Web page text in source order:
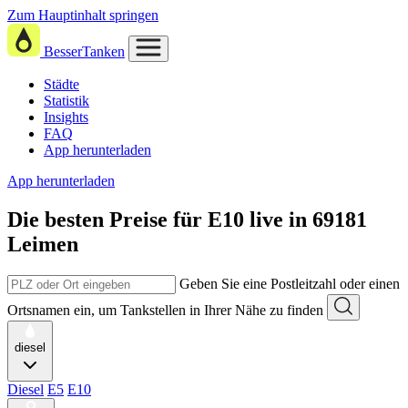
Zum Hauptinhalt springen
BesserTanken
Städte
Statistik
Insights
FAQ
App herunterladen
App herunterladen
Die besten Preise für E10 live in 69181
Leimen
Geben Sie eine Postleitzahl oder einen
Ortsnamen ein, um Tankstellen in Ihrer Nähe zu finden
diesel
Diesel E5 E10